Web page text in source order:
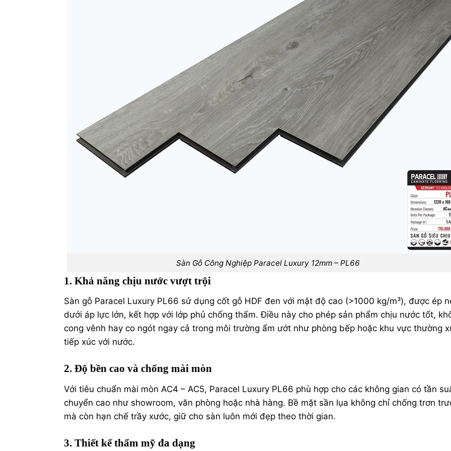
Sàn Gỗ Công Nghiệp Paracel Luxury 12mm – PL66
1. Khả năng chịu nước vượt trội
Sàn gỗ Paracel Luxury PL66 sử dụng cốt gỗ HDF đen với mật độ cao (>1000 kg/m³), được ép
dưới áp lực lớn, kết hợp với lớp phủ chống thấm. Điều này cho phép sản phẩm chịu nước tốt,
cong vênh hay co ngót ngay cả trong môi trường ẩm ướt như phòng bếp hoặc khu vực thường
tiếp xúc với nước.
2. Độ bền cao và chống mài mòn
Với tiêu chuẩn mài mòn AC4 – AC5, Paracel Luxury PL66 phù hợp cho các không gian có tần
chuyển cao như showroom, văn phòng hoặc nhà hàng. Bề mặt sần lụa không chỉ chống trơn
mà còn hạn chế trầy xước, giữ cho sàn luôn mới đẹp theo thời gian.
3. Thiết kế thẩm mỹ đa dạng